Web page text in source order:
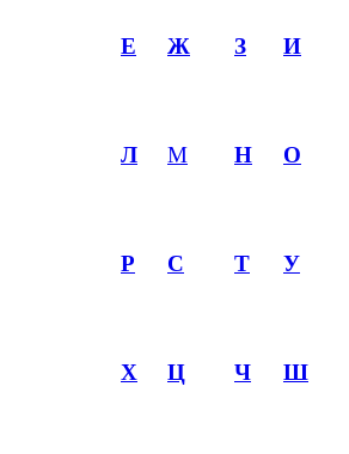
Е Ж З И
Л М Н О
Р С Т У
Х Ц Ч Ш